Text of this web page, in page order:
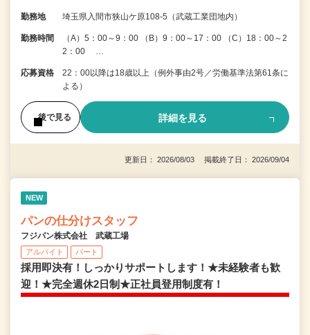
勤務地 埼玉県入間市狭山ケ原108-5（武蔵工業団地内）
勤務時間
（A）5：00～9：00 （B）9：00～17：00 （C）18：00～2
2：00 …
応募資格
22：00以降は18歳以上（例外事由2号／労働基準法第61条に
よる）
後で見る 詳細を見る
更新日： 2026/08/03 掲載終了日： 2026/09/04
NEW
パンの仕分けスタッフ
フジパン株式会社 武蔵工場
アルバイト パート
採用即決有！しっかりサポートします！★未経験者も歓
迎！★完全週休2日制★正社員登用制度有！